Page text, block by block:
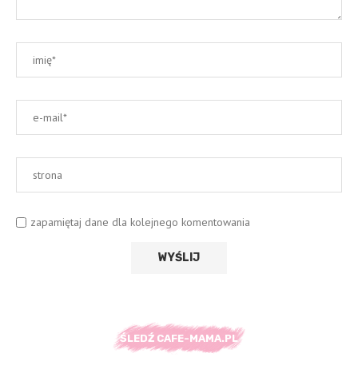
zapamiętaj dane dla kolejnego komentowania
ŚLEDŹ CAFE-MAMA.PL